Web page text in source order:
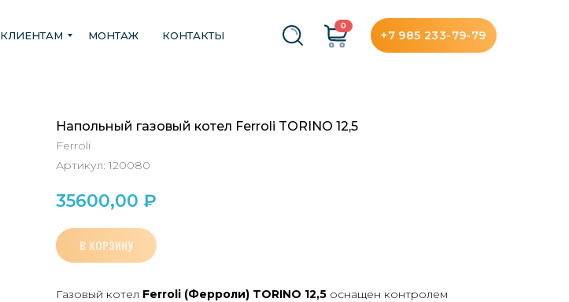
КЛИЕНТАМ МОНТАЖ КОНТАКТЫ
0
+7 985 233-79-79
Напольный газовый котел Ferroli TORINO 12,5
Ferroli
Артикул: 120080
35600,00 ₽
В КОРЗИНУ
Газовый котел Ferroli (Ферроли) TORINO 12,5 оснащен контролем